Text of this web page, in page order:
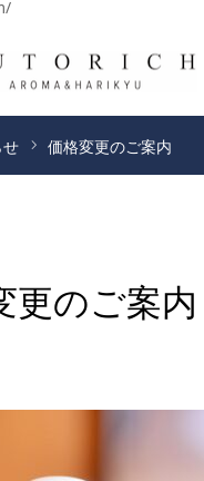
せ 価格変更のご案内
更のご案内